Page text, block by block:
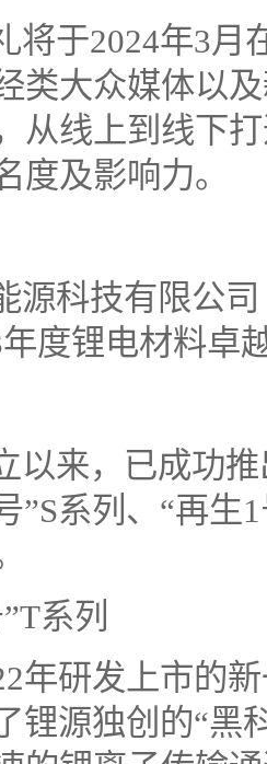
将于2024年3月
类大众媒体以
从线上到线下
度及影响力。
源科技有限公
年度锂电材料卓
以来，已成功
”S系列、“再
系列
年研发上市的
锂源独创的“黑